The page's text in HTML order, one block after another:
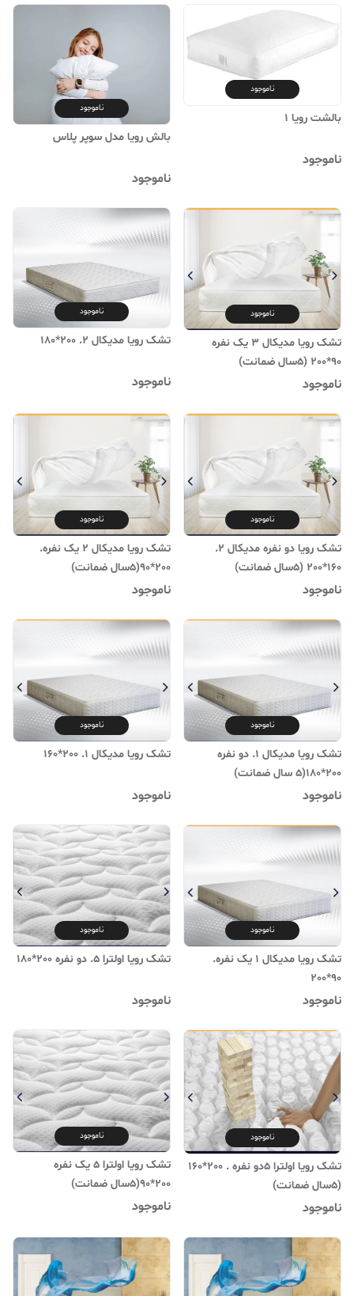
ناموجود
بالشت رویا 1
ناموجود
ناموجود
بالش رویا مدل سوپر پلاس
ناموجود
ناموجود
تشک رویا مدیکال 3 یک نفره
90*200 (۵سال ضمانت)
ناموجود
ناموجود
تشک رویا مدیکال 2. 200*180
ناموجود
ناموجود
تشک رویا دو نفره مدیکال 2.
160*200 (۵سال ضمانت)
ناموجود
ناموجود
تشک رویا مدیکال 2 یک نفره.
200*90(۵سال ضمانت)
ناموجود
ناموجود
تشک رویا مدیکال 1. دو نفره
200*180(۵ سال ضمانت)
ناموجود
ناموجود
تشک رویا مدیکال 1. 200*160
ناموجود
ناموجود
تشک رویا مدیکال 1 یک نفره.
90*200
ناموجود
ناموجود
تشک رویا اولترا 5. دو نفره 200*180
ناموجود
ناموجود
تشک رویا اولترا 5دو نفره . 200*160
(۵سال ضمانت)
ناموجود
ناموجود
تشک رویا اولترا 5 یک نفره
200*90(۵سال ضمانت)
ناموجود